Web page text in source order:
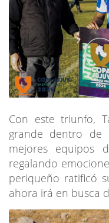
Con este triunfo,
grande dentro
mejores equipos
regalando
periqueño ratificó
ahora irá en busca